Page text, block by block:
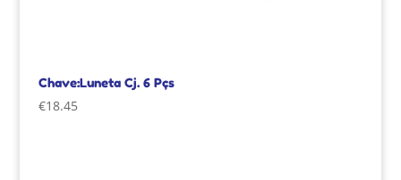
Chave:Luneta Cj. 6 Pçs
€18.45